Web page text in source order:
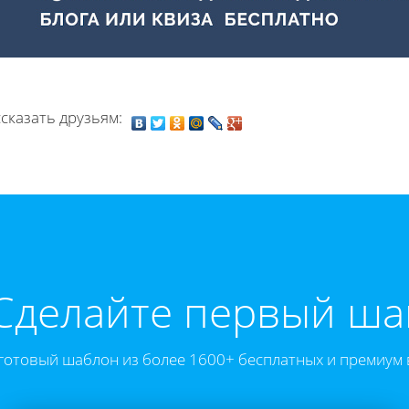
друзьям:
первый
шаблон из более 1600+ бесплатных и премиум